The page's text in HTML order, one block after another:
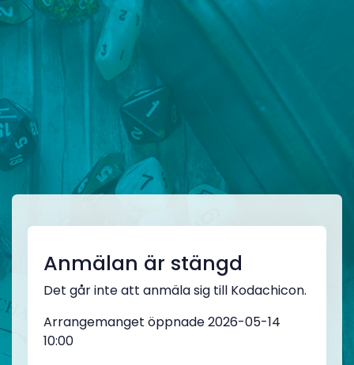
Anmälan är stängd
Det går inte att anmäla sig till Kodachicon.
Arrangemanget öppnade 2026-05-14
10:00